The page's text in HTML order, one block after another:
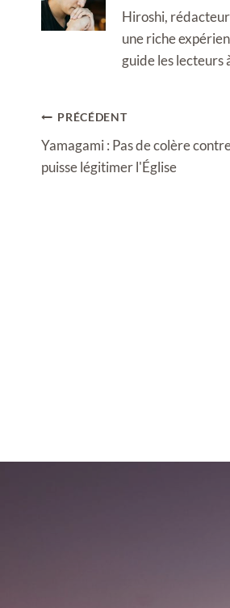
Hiroshi,
une riche
guide les lecteurs
Navigation
de
l’article
PRÉCÉDENT
Yamagami : Pas de colère
puisse légitimer l'Église